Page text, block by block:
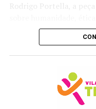
Rodrigo Portella, a
sustentam a vida em